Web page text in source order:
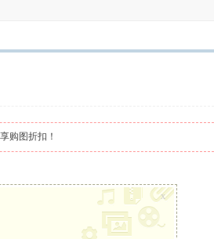
购图折扣！
x